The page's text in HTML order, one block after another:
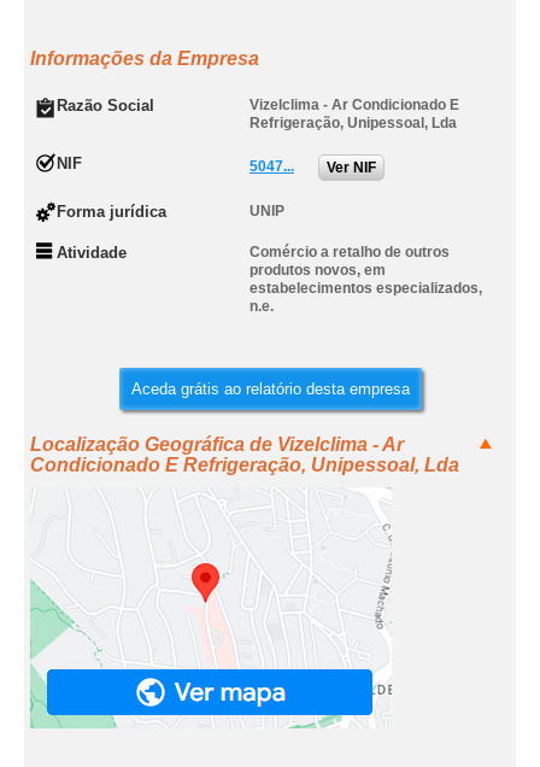
Informações da Empresa
Razão Social
Vizelclima - Ar Condicionado E
Refrigeração, Unipessoal, Lda
NIF 5047... Ver NIF
Forma jurídica UNIP
Atividade
Comércio a retalho de outros
produtos novos, em
estabelecimentos especializados,
n.e.
Aceda grátis ao relatório desta empresa
Localização Geográfica de Vizelclima - Ar
Condicionado E Refrigeração, Unipessoal, Lda